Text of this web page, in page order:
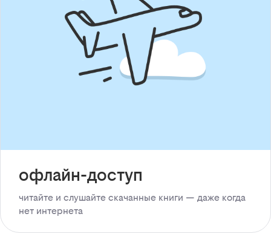
офлайн-доступ
читайте и слушайте скачанные книги — даже когда
нет интернета